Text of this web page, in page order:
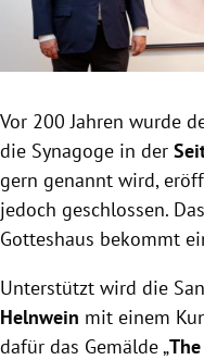
Untermenü
Untermenü
Untermenü
Vor 200 Jahren wurde
die Synagoge in der
gern genannt wird,
jedoch geschlossen.
Gotteshaus bekommt
Unterstützt wird die
Helnwein mit einem
dafür das Gemälde „